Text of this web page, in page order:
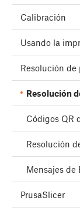
Calibración
Usando la
Resolución de
Resolución
Códigos QR
Resolución
Mensajes de
PrusaSlicer